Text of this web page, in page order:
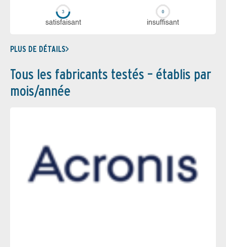
sa­tis­fai­sant in­suf­fi­sant
PLUS DE DÉTAILS
Tous les fabricants testés – établis par
mois/année